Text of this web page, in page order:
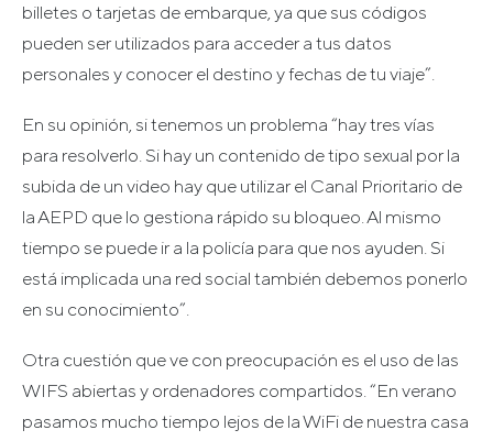
billetes o tarjetas de embarque, ya que sus códigos
pueden ser utilizados para acceder a tus datos
personales y conocer el destino y fechas de tu viaje”.
En su opinión, si tenemos un problema “hay tres vías
para resolverlo. Si hay un contenido de tipo sexual por la
subida de un video hay que utilizar el Canal Prioritario de
la AEPD que lo gestiona rápido su bloqueo. Al mismo
tiempo se puede ir a la policía para que nos ayuden. Si
está implicada una red social también debemos ponerlo
en su conocimiento”.
Otra cuestión que ve con preocupación es el uso de las
WIFS abiertas y ordenadores compartidos. “En verano
pasamos mucho tiempo lejos de la WiFi de nuestra casa